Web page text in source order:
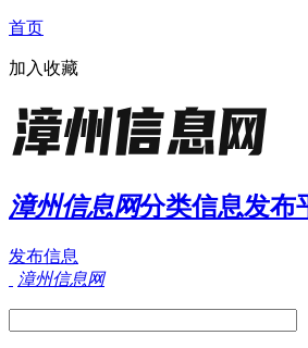
首页
加入收藏
漳州信息网分类信息发布
发布信息
漳州信息网